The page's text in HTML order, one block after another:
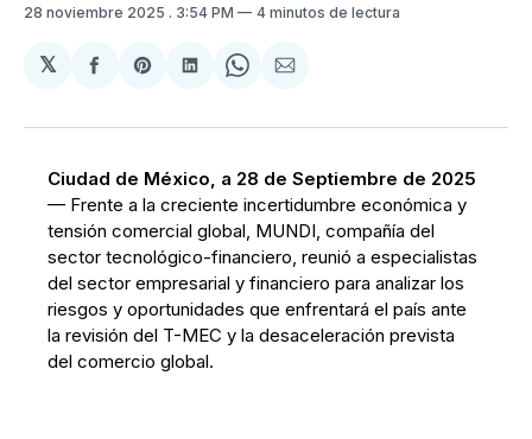
28 noviembre 2025 . 3:54 PM 4 minutos de lectura
𝕏
Compartir
Facebook
Share
Pinterest
Compartir
LinkedIn
Share
WhatsApp
Compartir
Email
Ciudad de México, a 28 de Septiembre de 2025
— Frente a la creciente incertidumbre económica y
tensión comercial global, MUNDI, compañía del
sector tecnológico-financiero, reunió a especialistas
del sector empresarial y financiero para analizar los
riesgos y oportunidades que enfrentará el país ante
la revisión del T-MEC y la desaceleración prevista
del comercio global.